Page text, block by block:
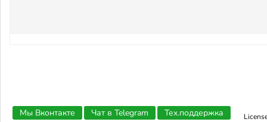
Мы Вконтакте Чат в Telegram Тех.поддержка